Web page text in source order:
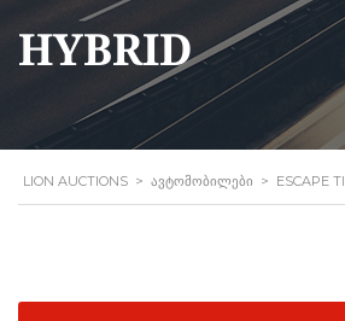
HYBRID
LION AUCTIONS > ᲐᲕᲢᲝᲛᲝᲑᲘᲚᲔᲑᲘ > ESCAPE